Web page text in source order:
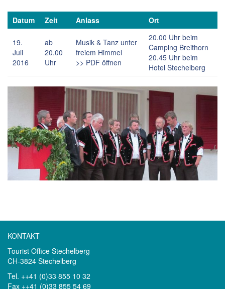
Datum Zeit Anlass Ort
19.
Juli
2016
ab
20.00
Uhr
Musik & Tanz unter
freiem Himmel
>> PDF öffnen
20.00 Uhr beim
Camping Breithorn
20.45 Uhr beim
Hotel Stechelberg
KONTAKT
Tourist Office Stechelberg
CH-3824 Stechelberg
Tel. ++41 (0)33 855 10 32
Fax ++41 (0)33 855 54 69